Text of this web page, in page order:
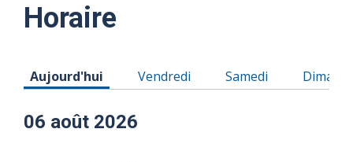
Horaire
Horaire du Jeudi 06 août 2026
Aujourd'hui Horaire du Vendredi 07 août 2026
Vendredi Horaire du Samedi
Samedi Horaire
06 août 2026